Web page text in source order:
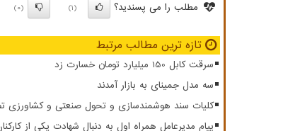
مطلب را می پسندید؟
(1)
(0)
تازه ترین مطالب مرتبط
سرقت کابل 150 میلیارد تومان خسارت زد
سه مدل جمینای به بازار آمدند
کلیات سند هوشمندسازی و تحول صنعتی و کشاورزی
پیام مدیرعامل همراه اول به دنبال شهادت یکی از